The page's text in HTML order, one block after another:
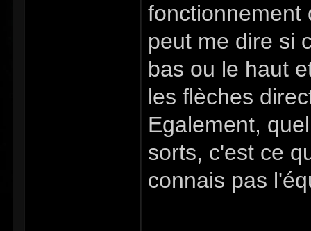
fonctionnement
peut me dire si
bas ou le haut
les flèches
Egalement,
sorts, c'est ce
connais pas